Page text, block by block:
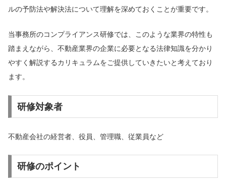
ルの予防法や解決法について理解を深めておくことが重要です。
当事務所のコンプライアンス研修では、このような業界の特性も
踏まえながら、不動産業界の企業に必要となる法律知識を分かり
やすく解説するカリキュラムをご提供していきたいと考えており
ます。
研修対象者
不動産会社の経営者、役員、管理職、従業員など
研修のポイント